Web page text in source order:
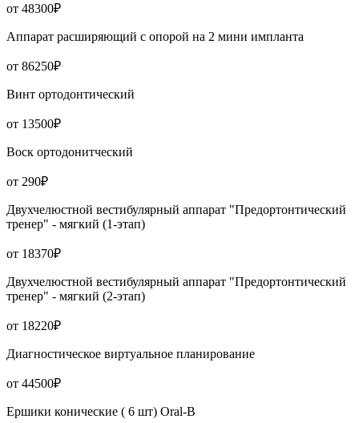
от 48300₽
Аппарат расширяющий с опорой на 2 мини импланта
от 86250₽
Винт ортодонтический
от 13500₽
Воск ортодонитческий
от 290₽
Двухчелюстной вестибулярный аппарат "Предортонтический
тренер" - мягкий (1-этап)
от 18370₽
Двухчелюстной вестибулярный аппарат "Предортонтический
тренер" - мягкий (2-этап)
от 18220₽
Диагностическое виртуальное планирование
от 44500₽
Ершики конические ( 6 шт) Oral-B